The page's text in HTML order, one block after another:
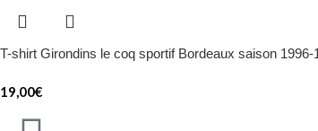
T-shirt Girondins le coq sportif Bordeaux saison 1996-
19,00€